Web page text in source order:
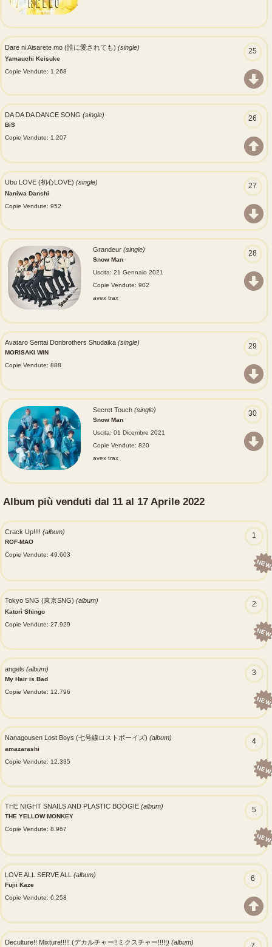
25
Dare ni Aisarete mo (誰に愛されても) (single)
Yamauchi Keisuke
Copie Vendute: 1.268
26
DA DA DA DANCE SONG (single)
BiS
Copie Vendute: 1.207
27
Ubu LOVE (初心LOVE) (single)
Naniwa Danshi
Copie Vendute: 952
28
Grandeur (single)
Snow Man
Uscita: 21 Gennaio 2021
Copie Vendute: 902
avex trax
29
Avataro Sentai Donbrothers Shudaika (single)
MORISAKI WIN
Copie Vendute: 888
30
Secret Touch (single)
Snow Man
Uscita: 01 Dicembre 2021
Copie Vendute: 820
avex trax
Album più venduti dal 11 al 17 Aprile 2022
1
NEW
Crack Up!!!! (album)
ROF-MAO
Copie Vendute: 49.603
2
NEW
Tokyo SNG (東京SNG) (album)
Katori Shingo
Copie Vendute: 27.929
3
NEW
angels (album)
My Hair is Bad
Copie Vendute: 12.796
4
NEW
Nanagousen Lost Boys (七号線ロストボーイズ) (album)
amazarashi
Copie Vendute: 12.335
5
NEW
THE NIGHT SNAILS AND PLASTIC BOOGIE (album)
THE YELLOW MONKEY
Copie Vendute: 8.967
6
LOVE ALL SERVE ALL (album)
Fujii Kaze
Copie Vendute: 6.258
Deculture!! Mixture!!!!! (デカルチャー!!ミクスチャー!!!!!) (album)